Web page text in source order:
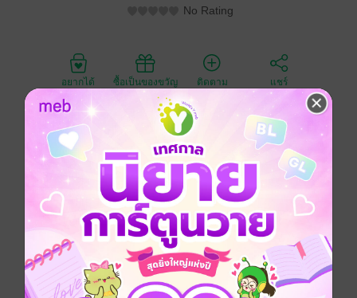
No Rating
อยากได้ ซื้อเป็นของขวัญ ติดตาม แชร์
E-BOOKโยคะหน้าสำหรับผู้เริ่มต้น Face Yoga
Beginners Program
เริ่มต้น โยคะหน้า โดยคุณครูพี่มิ้ม
✅เข้มข้น อัดแน่น เจาะลึก ทั้งภาคทฤษฎีและภาคปฏิบัติ
✅ด้วยชุดท่าฝึกโยคะหน้าสำหรับผู้เริ่มต้น ในแบบ MIMP
FIT FACE YOGA โยคะหน้ามากกว่า 20 ท่า
✅เนื้อหาภายในหลักสูตร โยคะหน้าสำหรับผู้เริ่มต้น
ประกอบด้วย ภาคปฏิบัติ 60% และ ทฤษฎี 40%